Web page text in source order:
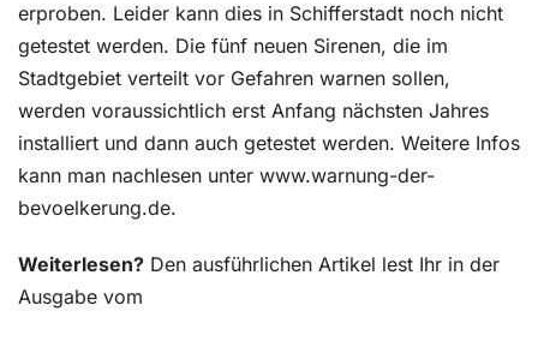
erproben. Leider kann dies in Schifferstadt noch nicht
getestet werden. Die fünf neuen Sirenen, die im
Stadtgebiet verteilt vor Gefahren warnen sollen,
werden voraussichtlich erst Anfang nächsten Jahres
installiert und dann auch getestet werden. Weitere Infos
kann man nachlesen unter www.warnung-der-
bevoelkerung.de.
Weiterlesen? Den ausführlichen Artikel lest Ihr in der
Ausgabe vom